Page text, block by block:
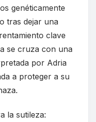
genéticamente
tras dejar una
clave
se cruza con una
por Adria
a proteger a su
la sutileza: